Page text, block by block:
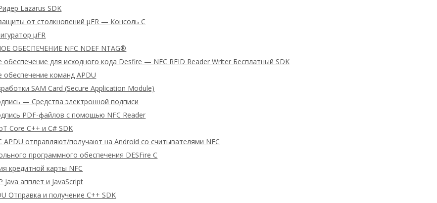
Lazarus SDK
от столкновений μFR — Консоль C
μFR
ОБЕСПЕЧЕНИЕ NFC NDEF NTAG®
для исходного кода Desfire — NFC RFID Reader Writer Бесплатный SDK
команд APDU
SAM Card (Secure Application Module)
— Средства электронной подписи
PDF-файлов с помощью NFC Reader
Core C++ и C# SDK
APDU отправляют/получают на Android со считывателями NFC
программного обеспечения DESFire C
кредитной карты NFC
Java апплет и JavaScript
Отправка и получение C++ SDK